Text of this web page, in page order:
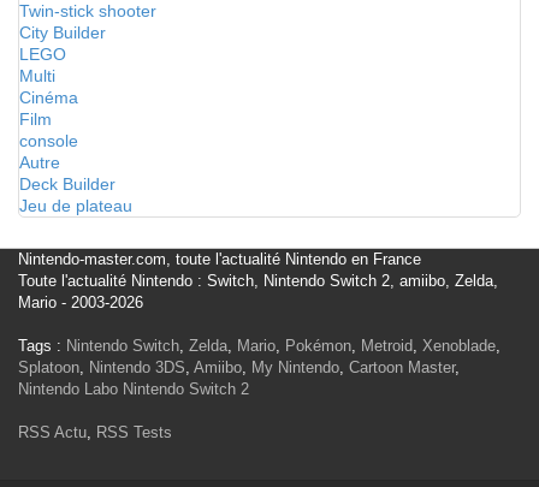
Twin-stick shooter
City Builder
LEGO
Multi
Cinéma
Film
console
Autre
Deck Builder
Jeu de plateau
Nintendo-master.com, toute l'actualité Nintendo en France
Toute l'actualité Nintendo : Switch, Nintendo Switch 2, amiibo, Zelda,
Mario - 2003-2026
Tags : Nintendo Switch, Zelda, Mario, Pokémon, Metroid, Xenoblade,
Splatoon, Nintendo 3DS, Amiibo, My Nintendo, Cartoon Master,
Nintendo Labo Nintendo Switch 2
RSS Actu, RSS Tests